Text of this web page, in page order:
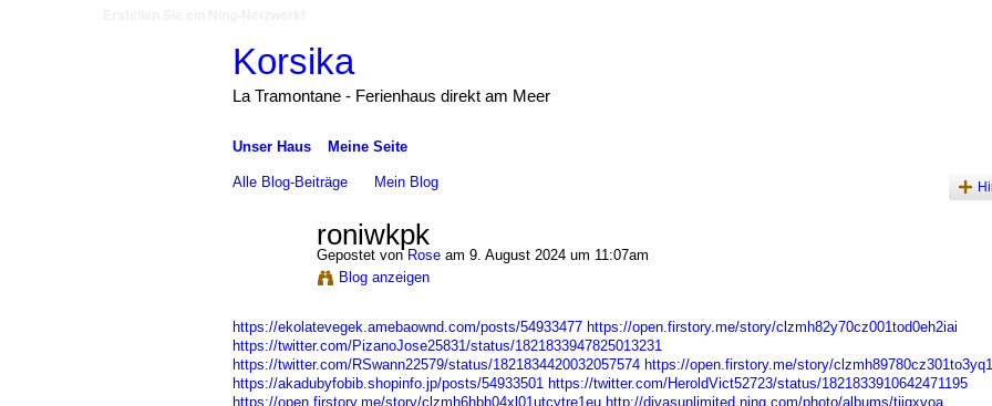
Korsika
La Tramontane - Ferienhaus direkt am Meer
Unser Haus Meine Seite
Alle Blog-Beiträge Mein Blog
roniwkpk
Gepostet von Roseam 9. August 2024 um 11:07am
Blog anzeigen
https://ekolatevegek.amebaownd.com/posts/54933477 https://open.firstory.me/story/clzmh82y70cz001tod0eh2iai
https://twitter.com/PizanoJose25831/status/1821833947825013231
https://twitter.com/RSwann22579/status/1821834420032057574 https://open.firstory.me/story/
https://akadubyfobib.shopinfo.jp/posts/54933501 https://twitter.com/HeroldVict52723/status/1821833910642471195
https://open.firstory.me/story/clzmh6hbh04xl01utcytre1eu http://divasunlimited.ning.com/photo/albums/tjjqxvoa